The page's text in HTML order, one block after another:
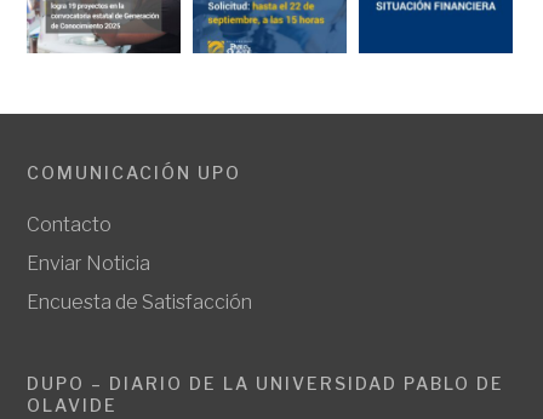
COMUNICACIÓN UPO
Contacto
Enviar Noticia
Encuesta de Satisfacción
DUPO – DIARIO DE LA UNIVERSIDAD PABLO DE
OLAVIDE